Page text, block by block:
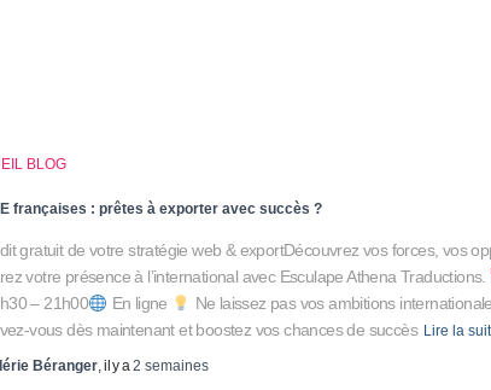
BLOG
françaises : prêtes à exporter avec succès ?
gratuit de votre stratégie web & exportDécouvrez vos forces, vos
votre présence à l’international avec Esculape Athena Traductions.
– 21h00
En ligne
Ne laissez pas vos ambitions
vous dès maintenant et boostez vos chances de succès Lire la
Béranger, il y a2 semaines